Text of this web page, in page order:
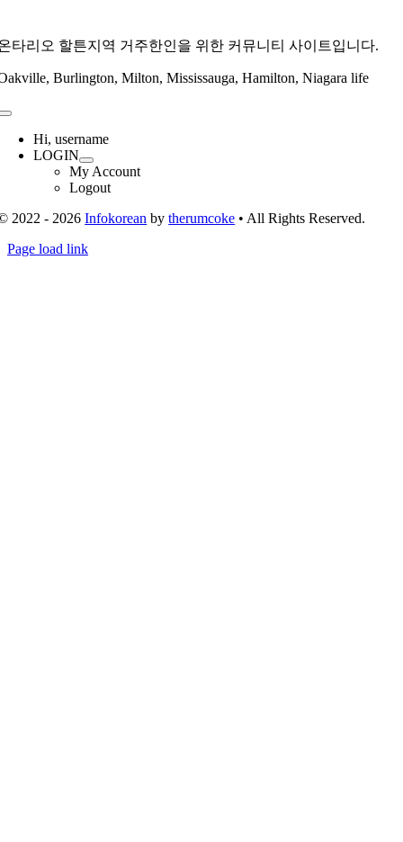
타리오 할튼지역 거주한인을 위한 커뮤니티 사이트입니다.
Burlington, Milton, Mississauga, Hamilton, Niagara life
Toggle
NavigationHi, username
LOGIN
My Account
Logout
2022 - 2026Infokorean bytherumcoke • All Rights Reserved.
Toggle
Page load link